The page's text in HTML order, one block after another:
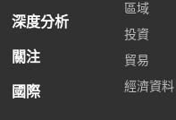
深度分析
關注
國際
區域
投資
貿易
經濟資料